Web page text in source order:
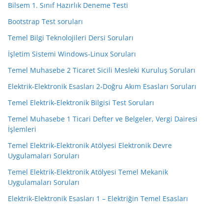
Bilsem 1. Sınıf Hazırlık Deneme Testi
Bootstrap Test soruları
Temel Bilgi Teknolojileri Dersi Soruları
İşletim Sistemi Windows-Linux Soruları
Temel Muhasebe 2 Ticaret Sicili Mesleki Kuruluş Soruları
Elektrik-Elektronik Esasları 2-Doğru Akım Esasları Soruları
Temel Elektrik-Elektronik Bilgisi Test Soruları
Temel Muhasebe 1 Ticari Defter ve Belgeler, Vergi Dairesi
İşlemleri
Temel Elektrik-Elektronik Atölyesi Elektronik Devre
Uygulamaları Soruları
Temel Elektrik-Elektronik Atölyesi Temel Mekanik
Uygulamaları Soruları
Elektrik-Elektronik Esasları 1 – Elektriğin Temel Esasları